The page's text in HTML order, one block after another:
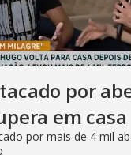
por
em casa
por mais de 4 mil